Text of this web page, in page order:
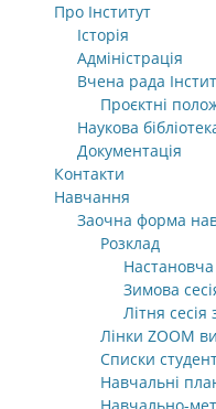
Про Інститут
Історія
Адміністрація
Вчена рада
Проєктні
Наукова
Документація
Контакти
Навчання
Заочна форма
Розклад
Зимова
Літня
Лінки ZOOM
Списки
Навчальні